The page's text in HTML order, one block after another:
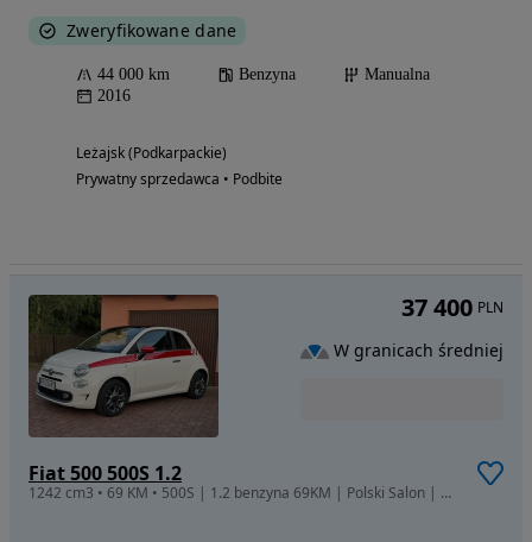
Zweryfikowane dane
44 000 km Benzyna
Manualna
2016
Leżajsk (Podkarpackie)
Prywatny sprzedawca • Podbite
Fiat 500 500S 1.2
1242 cm3 • 69 KM • 500S | 1.2 benzyna 69KM | Polski Salon | Bogate wyposażenie
37 400 PLN
W granicach średniej